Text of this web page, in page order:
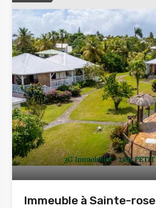
Immeuble à Sainte-rose